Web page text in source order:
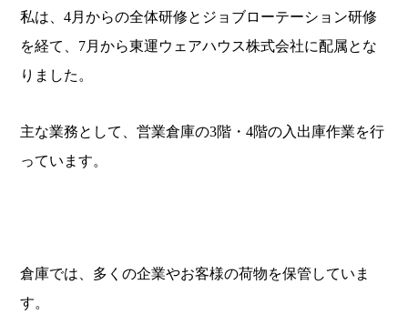
私は、4月からの全体研修とジョブローテーション研修
を経て、7月から東運ウェアハウス株式会社に配属とな
りました。
主な業務として、営業倉庫の3階・4階の入出庫作業を行
っています。
倉庫では、多くの企業やお客様の荷物を保管していま
す。